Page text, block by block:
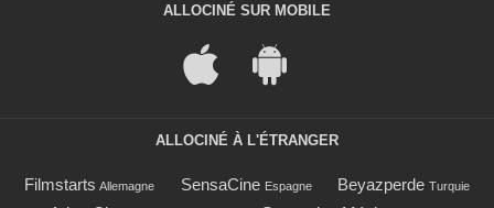
ALLOCINÉ SUR MOBILE
ALLOCINÉ À L'ÉTRANGER
Filmstarts Allemagne SensaCine Espagne Beyazperde Turquie